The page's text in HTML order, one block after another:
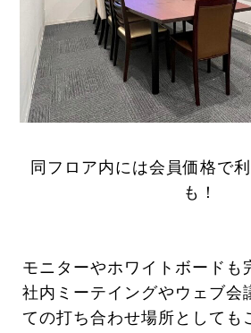
同フロア内には会員価格で
も！
モニターやホワイトボードも
社内ミーテイングやウェブ会
ての打ち合わせ場所としても